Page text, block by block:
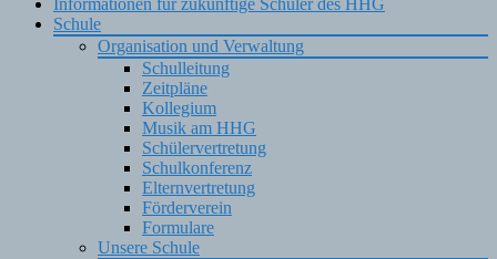
content
Informationen für zukünftige Schüler des HHG
Schule
Organisation und Verwaltung
Schulleitung
Zeitpläne
Kollegium
Musik am HHG
Schülervertretung
Schulkonferenz
Elternvertretung
Förderverein
Formulare
Unsere Schule